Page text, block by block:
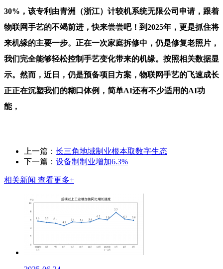
30%，该专利由青洲（浙江）计较机系统无限公司申请，跟着
物联网手艺的不竭前进，快来尝尝吧！到2025年，更是抓住将
来机缘的主要一步。正在一次家庭拆修中，仍是修复老照片，
我们完全能够轻松控制手艺变化带来的机缘。按照相关数据显
示。然而，近日，仍是预备项目方案，物联网手艺的飞速成长
正正在沉塑我们的糊口体例，简单AI还有不少适用的AI功
能，
上一篇： 长三角地域制业根本取数字生态
下一篇： 设备制制业增加6.3%
相关新闻 查看更多+